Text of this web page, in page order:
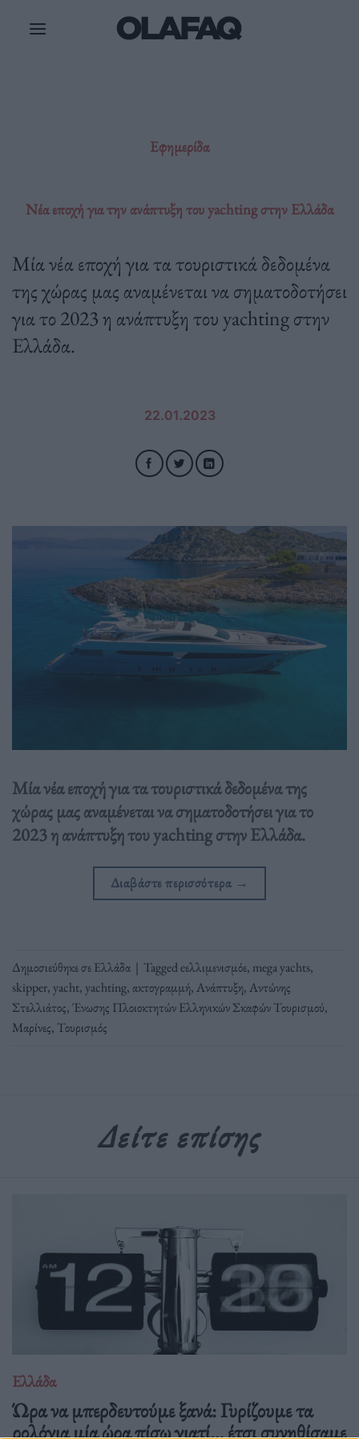
Εφημερίδα
Νέα εποχή για την ανάπτυξη του yachting στην Ελλάδα
Μία νέα εποχή για τα τουριστικά δεδομένα
της χώρας μας αναμένεται να σηματοδοτήσει
για το 2023 η ανάπτυξη του yachting στην
Ελλάδα.
22.01.2023
Μία νέα εποχή για τα τουριστικά δεδομένα της
χώρας μας αναμένεται να σηματοδοτήσει για το
2023 η ανάπτυξη του yachting στην Ελλάδα.
Διαβάστε περισσότερα →
Δημοσιεύθηκε σεΕλλάδα | Taggedeελλιμενισμόε, mega yachts,
skipper,yacht,yachting,ακτογραμμή,Ανάπτυξη,Αντώνης
Στελλιάτος,Ένωσης Πλοιοκτητών Ελληνικών Σκαφών Τουρισμού,
Μαρίνες, Τουρισμός
Δείτε επίσης
Ελλάδα
Ώρα να μπερδευτούμε ξανά: Γυρίζουμε τα
ρολόγια μία ώρα πίσω γιατί… έτσι συνηθίσαμε